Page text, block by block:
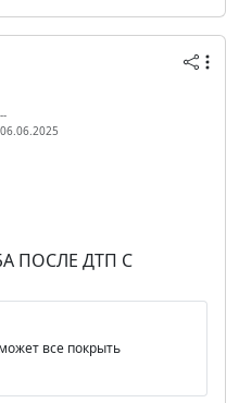
ПОСЛЕ ДТП С
все покрыть